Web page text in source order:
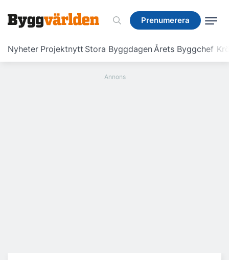
Prenumerera
Nyheter Projektnytt Stora ByggdagenÅrets Byggchef
Prenumerera